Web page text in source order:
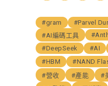
#gram #Parvel
#AI編碼工具
#DeepSeek
#AI
#HBM
#NAND
#營收
#產能 #